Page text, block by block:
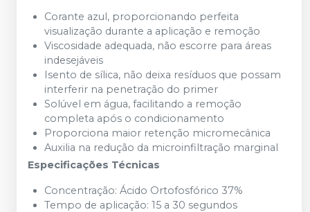
Corante azul, proporcionando perfeita
visualização durante a aplicação e remoção
Viscosidade adequada, não escorre para áreas
indesejáveis
Isento de sílica, não deixa resíduos que possam
interferir na penetração do primer
Solúvel em água, facilitando a remoção
completa após o condicionamento
Proporciona maior retenção micromecânica
Auxilia na redução da microinfiltração marginal
Especificações Técnicas
Concentração: Ácido Ortofosfórico 37%
Tempo de aplicação: 15 a 30 segundos